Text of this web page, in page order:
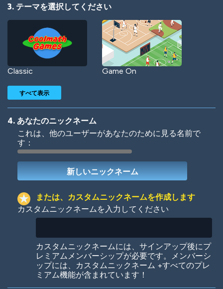
3. テーマを選択してください
Classic Game On
Woof
Colorful
すべて表示
4. あなたのニックネーム
これは、他のユーザーがあなたのために見る名前で
す：
または、カスタムニックネームを作成します
カスタムニックネームを入力してください
カスタムニックネームには、サインアップ後にプ
レミアムメンバーシップが必要です。メンバーシ
ップには、カスタムニックネーム +すべてのプレ
ミアム機能が含まれています！